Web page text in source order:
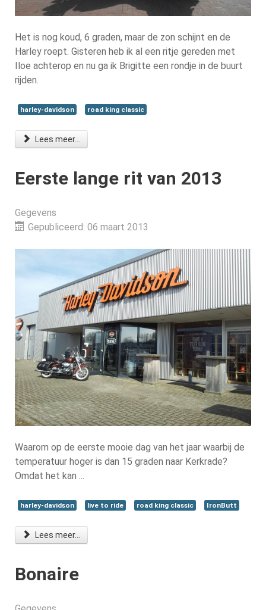
Het is nog koud, 6 graden, maar de zon schijnt en de
Harley roept. Gisteren heb ik al een ritje gereden met
Iloe achterop en nu ga ik Brigitte een rondje in de buurt
rijden.
harley-davidson road king classic
Lees meer...
Eerste lange rit van 2013
Gegevens
Gepubliceerd: 06 maart 2013
Waarom op de eerste mooie dag van het jaar waarbij de
temperatuur hoger is dan 15 graden naar Kerkrade?
Omdat het kan ...
harley-davidson live to ride road king classic IronButt
Lees meer...
Bonaire